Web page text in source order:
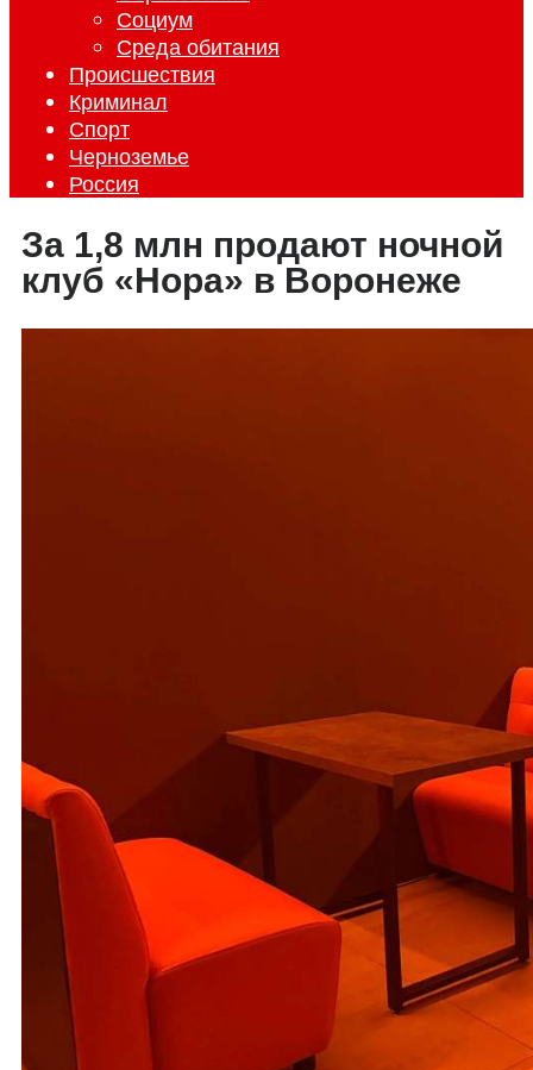
Социум
Среда обитания
Происшествия
Криминал
Спорт
Черноземье
Россия
За 1,8 млн продают ночной
клуб «Нора» в Воронеже